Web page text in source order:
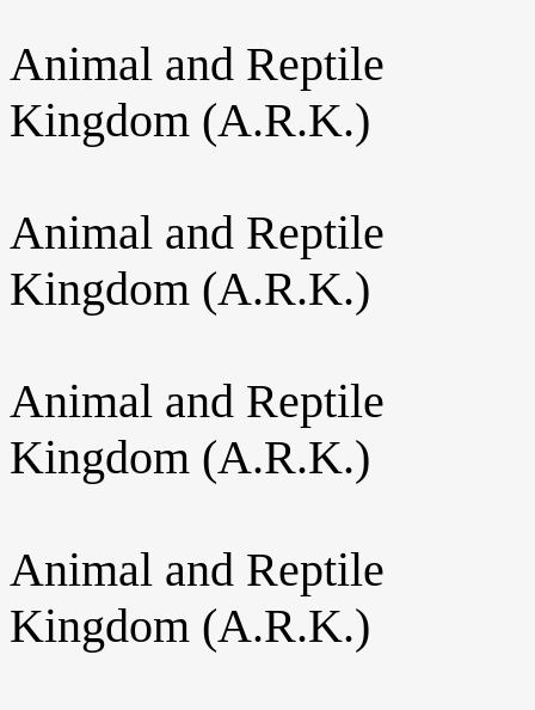
Animal and Reptile
Kingdom (A.R.K.)
Animal and Reptile
Kingdom (A.R.K.)
Animal and Reptile
Kingdom (A.R.K.)
Animal and Reptile
Kingdom (A.R.K.)